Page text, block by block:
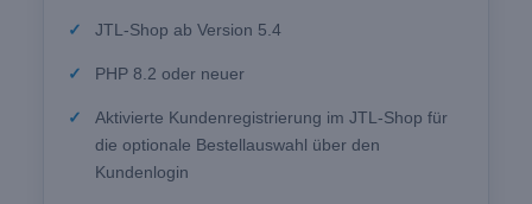
JTL-Shop ab Version 5.4
PHP 8.2 oder neuer
Aktivierte Kundenregistrierung im JTL-Shop für
die optionale Bestellauswahl über den
Kundenlogin